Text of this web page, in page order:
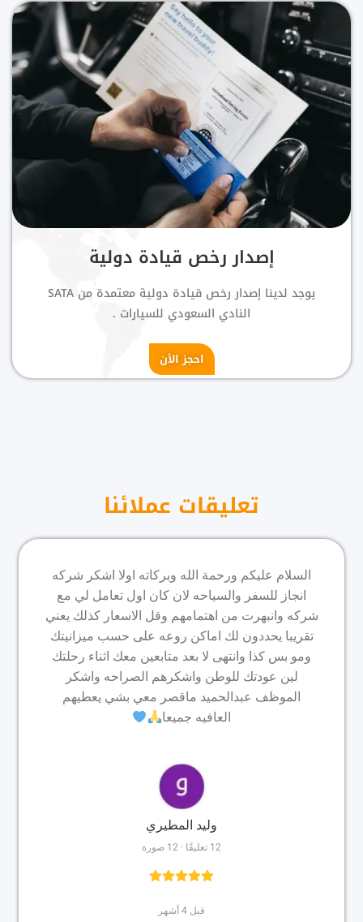
إصدار رخص قيادة دولية
يوجد لدينا إصدار رخص قيادة دولية معتمدة من SATA
النادي السعودي للسيارات .
احجز الأن
تعليقات عملائنا
السلام عليكم ورحمة الله وبركاته اولا اشكر شركه
انجاز للسفر والسياحه لان كان اول تعامل لي مع
شركه وانبهرت من اهتمامهم وقل الاسعار كذلك يعني
تقريبا يحددون لك اماكن روعه على حسب ميزانيتك
ومو بس كذا وانتهى لا بعد متابعين معك اثناء رحلتك
لين عودتك للوطن واشكرهم الصراحه واشكر
الموظف عبدالحميد ماقصر معي بشي يعطيهم
العافيه جميعا
وليد المطيري
12 تعليقًا · 12 صورة
قبل 4 أشهر